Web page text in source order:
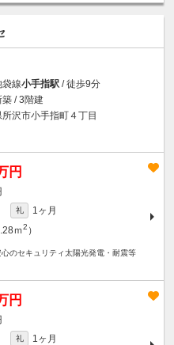
袋線小手指駅 / 徒歩9分
築 / 3階建
沢市小手指町４丁目
円
礼
1ヶ月
ｍ2 ）
のセキュリティ太陽光発電・耐震等
円
礼
1ヶ月